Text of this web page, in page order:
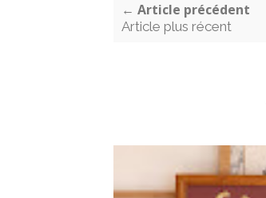
← Article précédent
Article plus récent